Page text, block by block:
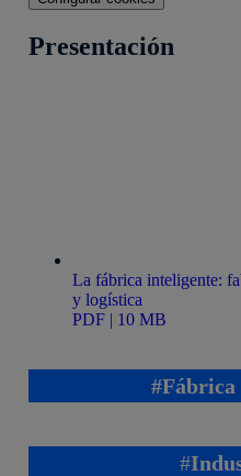
Presentación
La fábrica inteligente:
y logística
PDF | 10 MB
#